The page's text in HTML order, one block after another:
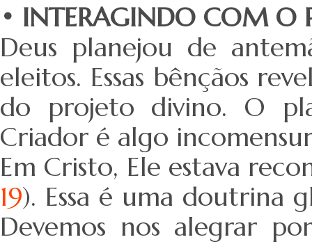
• INTERAGINDO COM O
Deus planejou de
eleitos. Essas bênçãos
do projeto divino. O
Criador é algo
Em Cristo, Ele estava
19). Essa é uma doutrina
Devemos nos alegrar